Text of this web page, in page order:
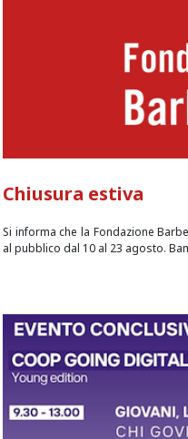
Chiusura estiva
Si informa che la Fondazione
al pubblico dal 10 al 23 agosto.